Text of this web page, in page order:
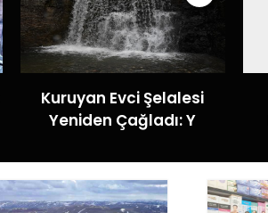
Kuruyan Evci Şelalesi
Yeniden Çağladı: Y